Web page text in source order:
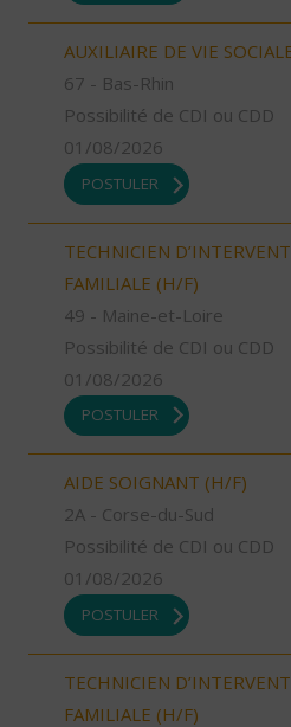
AUXILIAIRE DE VIE
67 - Bas-Rhin
Possibilité de CDI ou CDD
01/08/2026
POSTULER
TECHNICIEN
FAMILIALE (H/F)
49 - Maine-et-Loire
Possibilité de CDI ou CDD
01/08/2026
POSTULER
AIDE SOIGNANT (H/F)
2A - Corse-du-Sud
Possibilité de CDI ou CDD
01/08/2026
POSTULER
TECHNICIEN
FAMILIALE (H/F)